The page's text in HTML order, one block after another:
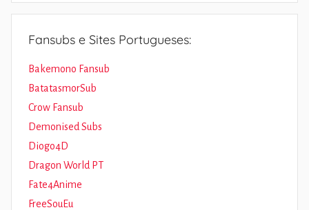
Fansubs e Sites Portugueses:
Bakemono Fansub
BatatasmorSub
Crow Fansub
Demonised Subs
Diogo4D
Dragon World PT
Fate4Anime
FreeSouEu